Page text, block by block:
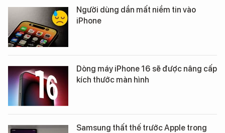
Người dùng dần mất niềm tin vào
iPhone
Dòng máy iPhone 16 sẽ được nâng cấp
kích thước màn hình
Samsung thất thế trước Apple trong